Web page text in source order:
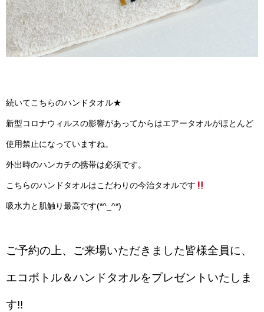
続いてこちらのハンドタオル★
新型コロナウィルスの影響があってからはエアータオルがほとんど
使用禁止になっていますね。
外出時のハンカチの携帯は必須です。
こちらのハンドタオルはこだわりの今治タオルです
吸水力と肌触り最高です(*^_^*)
ご予約の上、ご来場いただきました皆様全員に、
エコボトル＆ハンドタオルをプレゼントいたしま
す!!